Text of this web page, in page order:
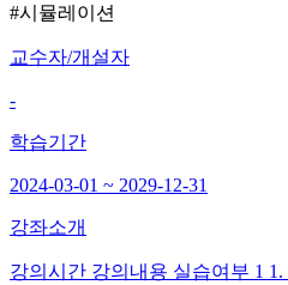
#시뮬레이션
교수자/개설자
-
학습기간
2024-03-01 ~ 2029-12-31
강좌소개
강의시간 강의내용 실습여부 1